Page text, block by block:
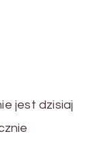
jest dzisiaj